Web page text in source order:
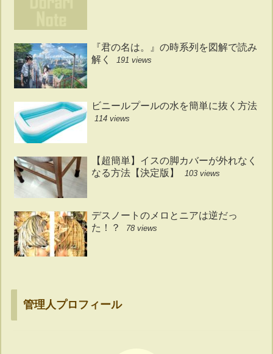
『君の名は。』の時系列を図解で読み
解く
191 views
ビニールプールの水を簡単に抜く方法
114 views
【超簡単】イスの脚カバーが外れなく
なる方法【決定版】
103 views
デスノートのメロとニアは逆だっ
た！？
78 views
管理人プロフィール